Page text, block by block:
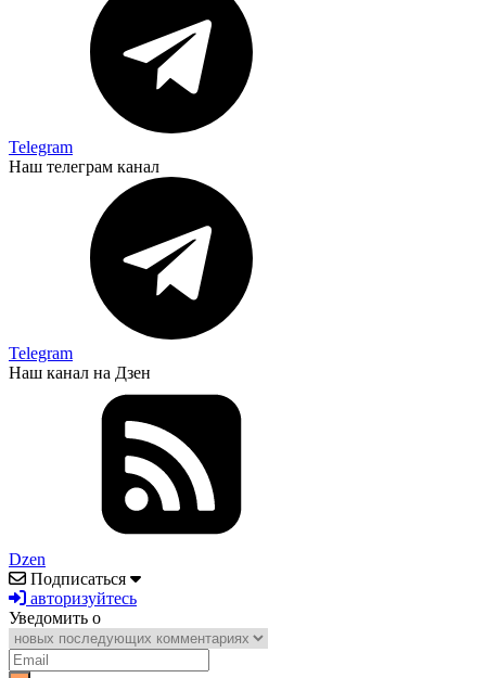
Telegram
Наш телеграм канал
Telegram
Наш канал на Дзен
Dzen
Подписаться
авторизуйтесь
Уведомить о